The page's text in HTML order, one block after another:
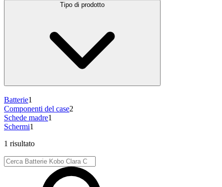
Tipo di prodotto
Batterie1
Componenti del case2
Schede madre1
Schermi1
1 risultato